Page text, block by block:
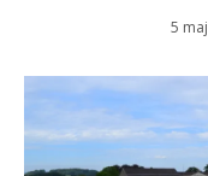
5